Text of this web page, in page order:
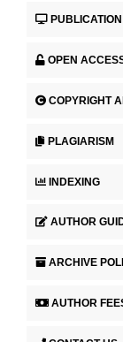
OPEN
COPYRIGHT
PLAGIARISM
INDEXING
AUTHOR
ARCHIVE
AUTHOR